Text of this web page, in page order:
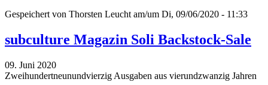
Gespeichert von Thorsten Leucht am/um Di, 09/06/2020 - 11:33
subculture Magazin Soli Backstock-Sale
09. Juni 2020
Zweihundertneunundvierzig Ausgaben aus vierundzwanzig Jahren